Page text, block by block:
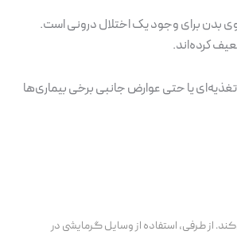
بدن برای وجود یک اختلال درونی است.
کرده‌اند.
یا حتی عوارض جانبی برخی بیماری‌ها
از طرفی، استفاده از وسایل گرمایشی در